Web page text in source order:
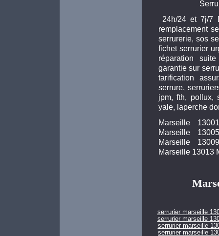
24h/24 et 7j/7
remplacement
serrurerie, sos
fichet serrurier
réparation
garantie sur
tarification
serrure,
jpm, fth, pollux,
yale, laperche
Marseille
Marseille
Marseille
Marseille 13013
serrurier marseille
serrurier marseille
serrurier marseille
serrurier marseille